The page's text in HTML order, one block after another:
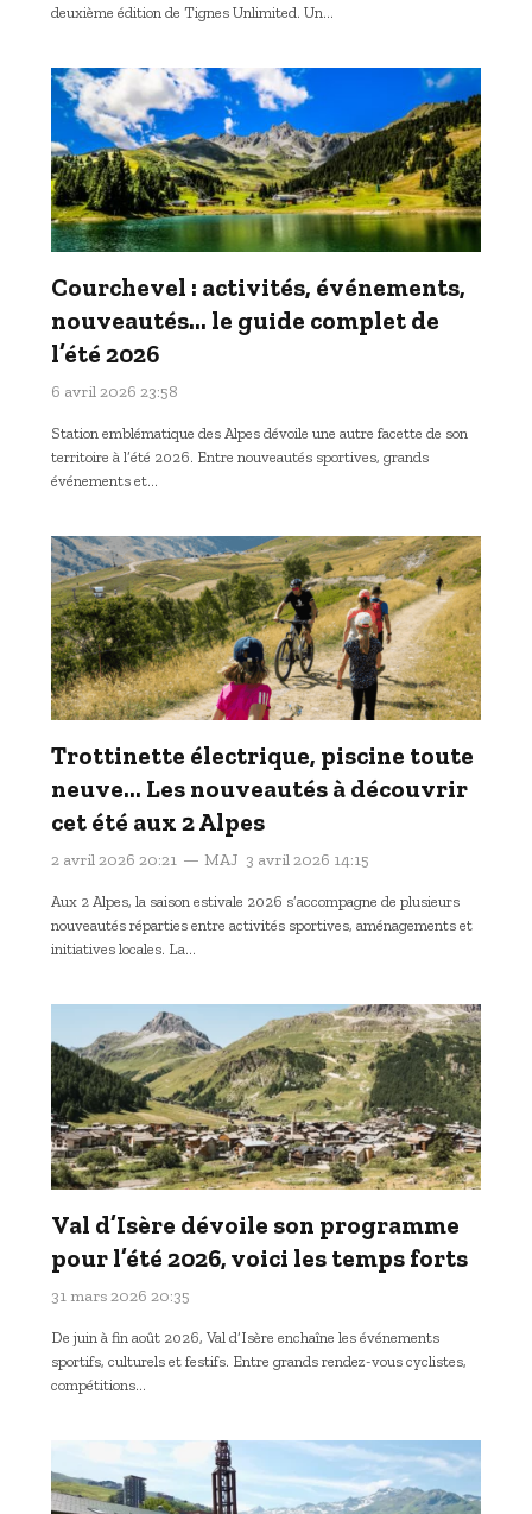
deuxième édition de Tignes Unlimited. Un…
Courchevel : activités, événements,
nouveautés… le guide complet de
l’été 2026
6 avril 2026 23:58
Station emblématique des Alpes dévoile une autre facette de son
territoire à l’été 2026. Entre nouveautés sportives, grands
événements et…
Trottinette électrique, piscine toute
neuve… Les nouveautés à découvrir
cet été aux 2 Alpes
2 avril 2026 20:21 MAJ 3 avril 2026 14:15
Aux 2 Alpes, la saison estivale 2026 s’accompagne de plusieurs
nouveautés réparties entre activités sportives, aménagements et
initiatives locales. La…
Val d’Isère dévoile son programme
pour l’été 2026, voici les temps forts
31 mars 2026 20:35
De juin à fin août 2026, Val d’Isère enchaîne les événements
sportifs, culturels et festifs. Entre grands rendez-vous cyclistes,
compétitions…